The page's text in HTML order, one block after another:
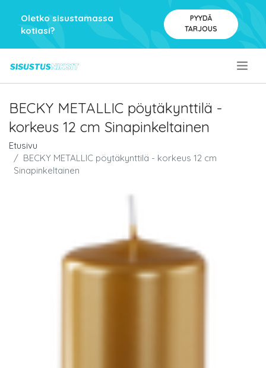
Oletko sisustamassa
kotiasi?
PYYDÄ
TARJOUS
BECKY METALLIC pöytäkynttilä -
korkeus 12 cm Sinapinkeltainen
Etusivu
BECKY METALLIC pöytäkynttilä - korkeus 12 cm
Sinapinkeltainen